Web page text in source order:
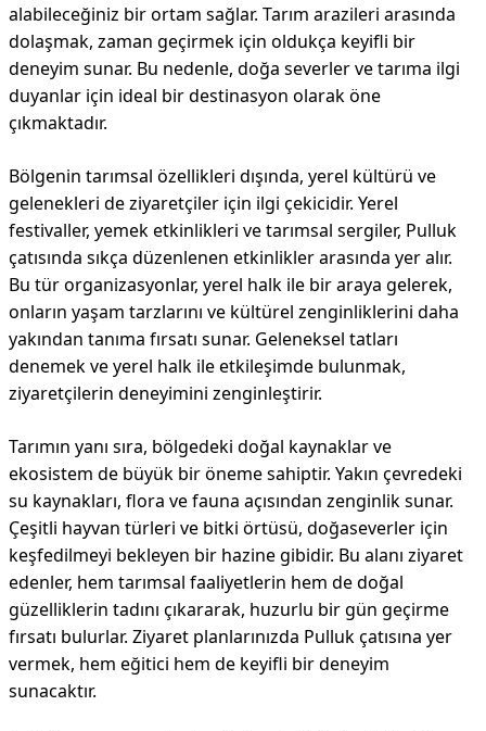
alabileceğiniz bir ortam sağlar. Tarım arazileri arasında
dolaşmak, zaman geçirmek için oldukça keyifli bir
deneyim sunar. Bu nedenle, doğa severler ve tarıma ilgi
duyanlar için ideal bir destinasyon olarak öne
çıkmaktadır.
Bölgenin tarımsal özellikleri dışında, yerel kültürü ve
gelenekleri de ziyaretçiler için ilgi çekicidir. Yerel
festivaller, yemek etkinlikleri ve tarımsal sergiler, Pulluk
çatısında sıkça düzenlenen etkinlikler arasında yer alır.
Bu tür organizasyonlar, yerel halk ile bir araya gelerek,
onların yaşam tarzlarını ve kültürel zenginliklerini daha
yakından tanıma fırsatı sunar. Geleneksel tatları
denemek ve yerel halk ile etkileşimde bulunmak,
ziyaretçilerin deneyimini zenginleştirir.
Tarımın yanı sıra, bölgedeki doğal kaynaklar ve
ekosistem de büyük bir öneme sahiptir. Yakın çevredeki
su kaynakları, flora ve fauna açısından zenginlik sunar.
Çeşitli hayvan türleri ve bitki örtüsü, doğaseverler için
keşfedilmeyi bekleyen bir hazine gibidir. Bu alanı ziyaret
edenler, hem tarımsal faaliyetlerin hem de doğal
güzelliklerin tadını çıkararak, huzurlu bir gün geçirme
fırsatı bulurlar. Ziyaret planlarınızda Pulluk çatısına yer
vermek, hem eğitici hem de keyifli bir deneyim
sunacaktır.